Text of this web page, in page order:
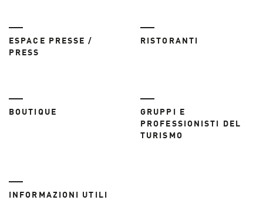
ESPACE PRESSE /
PRESS
RISTORANTI
BOUTIQUE
GRUPPI E
PROFESSIONISTI DEL
TURISMO
INFORMAZIONI UTILI